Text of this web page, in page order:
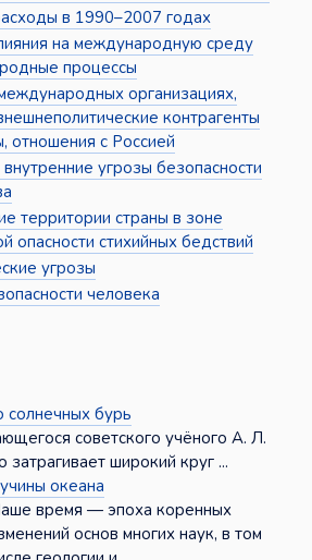
в 1990–2007 годах
на международную среду
процессы
организациях,
контрагенты
отношения с Россией
угрозы безопасности
территории страны в зоне
опасности стихийных бедствий
угрозы
человека
солнечных бурь
советского учёного А. Л.
затрагивает широкий круг ...
океана
время — эпоха коренных
основ многих наук, в том